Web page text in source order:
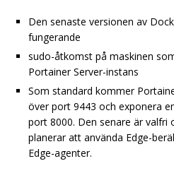
Den senaste versionen av
fungerande
sudo-åtkomst på maskinen
Portainer Server-instans
Som standard kommer
över port 9443 och exponera
port 8000. Den senare är valfri
planerar att använda Edge-
Edge-agenter.